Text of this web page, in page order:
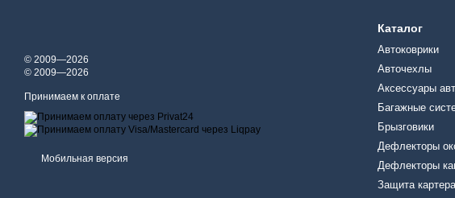
© 2009—2026
© 2009—2026
Принимаем к оплате
Мобильная версия
Каталог
Автоковрики
Авточехлы
Аксессуары
Багажные
Брызговики
Дефлекторы
Дефлекторы
Защита